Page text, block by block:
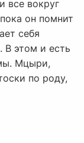
все вокруг
он помнит
себя
В этом и есть
Мцыри,
по роду,